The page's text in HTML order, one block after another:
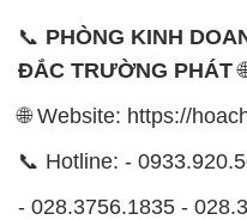
📞 PHÒNG KINH
ĐẮC TRƯỜNG PHÁT
🌐 Website: https://
📞 Hotline: -
- 028.3756.1835 -